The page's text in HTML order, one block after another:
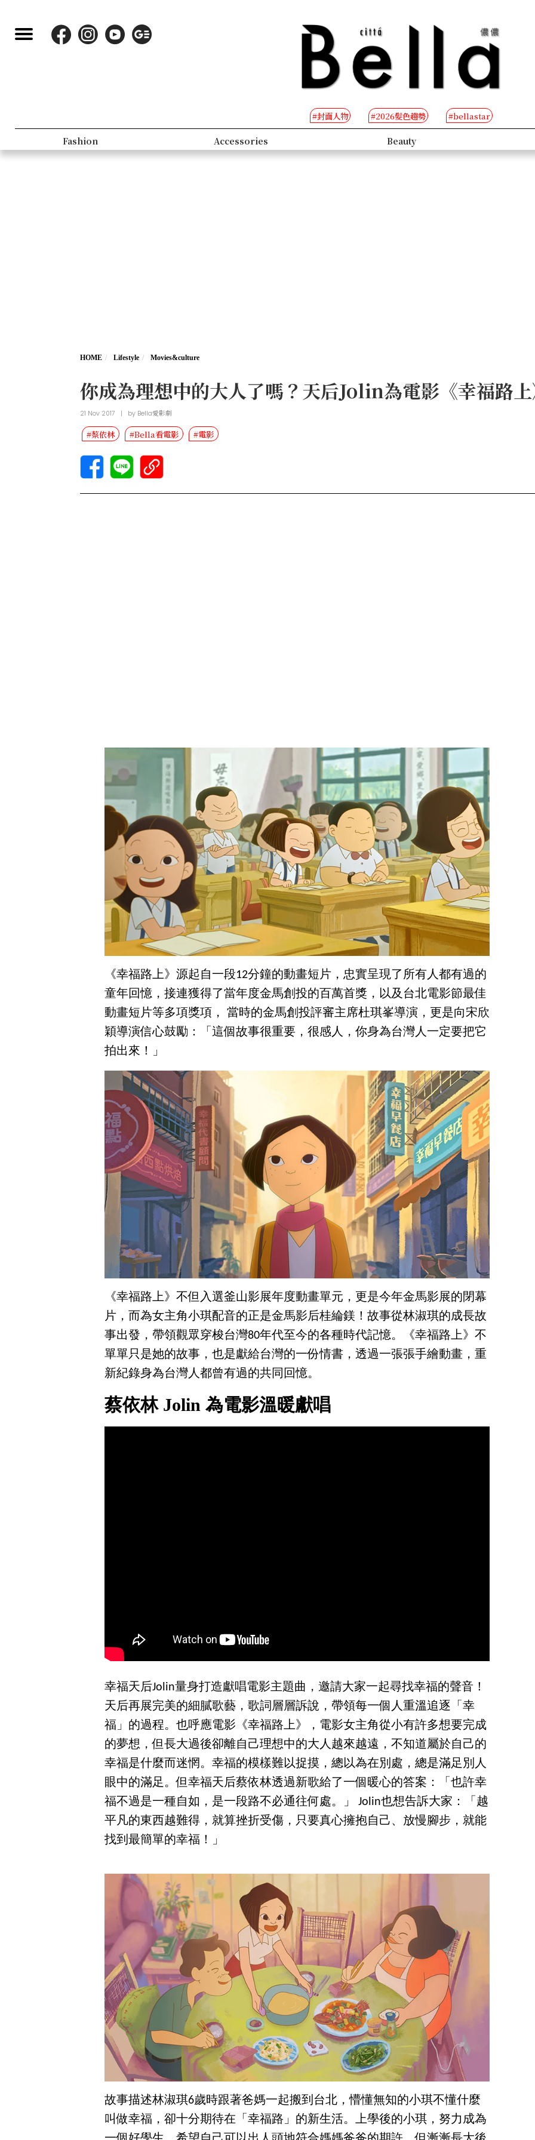
#封面人物 #2026髮色趨勢 #bellastar
Fashion Accessories Beauty
HOME Lifestyle Movies&culture
你成為理想中的大人了嗎？天后Jolin為電影《幸福路
21 Nov 2017 | by Bella愛影劇
#蔡依林 #Bella看電影 #電影
《幸福路上》源起自一段12分鐘的動畫短片，忠實呈現了所有人都有過的
童年回憶，接連獲得了當年度金馬創投的百萬首獎，以及台北電影節最佳
動畫短片等多項獎項， 當時的金馬創投評審主席杜琪峯導演，更是向宋欣
穎導演信心鼓勵：「這個故事很重要，很感人，你身為台灣人一定要把它
拍出來！」
《幸福路上》不但入選釜山影展年度動畫單元，更是今年金馬影展的閉幕
片，而為女主角小琪配音的正是金馬影后桂綸鎂！故事從林淑琪的成長故
事出發，帶領觀眾穿梭台灣80年代至今的各種時代記憶。《幸福路上》不
單單只是她的故事，也是獻給台灣的一份情書，透過一張張手繪動畫，重
新紀錄身為台灣人都曾有過的共同回憶。
蔡依林 Jolin 為電影溫暖獻唱
幸福天后Jolin量身打造獻唱電影主題曲，邀請大家一起尋找幸福的聲音！
天后再展完美的細膩歌藝，歌詞層層訴說，帶領每一個人重溫追逐「幸
福」的過程。也呼應電影《幸福路上》，電影女主角從小有許多想要完成
的夢想，但長大過後卻離自己理想中的大人越來越遠，不知道屬於自己的
幸福是什麼而迷惘。幸福的模樣難以捉摸，總以為在別處，總是滿足別人
眼中的滿足。但幸福天后蔡依林透過新歌給了一個暖心的答案：「也許幸
福不過是一種自如，是一段路不必通往何處。」 Jolin也想告訴大家：「越
平凡的東西越難得，就算挫折受傷，只要真心擁抱自己、放慢腳步，就能
找到最簡單的幸福！」
故事描述林淑琪6歲時跟著爸媽一起搬到台北，懵懂無知的小琪不懂什麼
叫做幸福，卻十分期待在「幸福路」的新生活。上學後的小琪，努力成為